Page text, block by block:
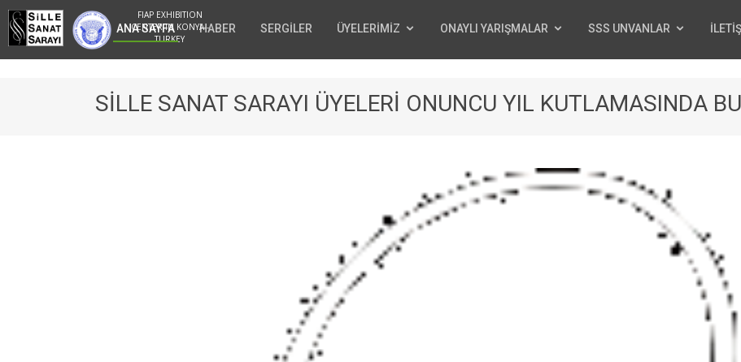
FIAP EXHIBITION
CENTER IN KONYA -
TURKEY
ANA SAYFA HABER SERGİLER ÜYELERİMİZ ONAYLI YARIŞMALAR SSS UNVANLAR
SİLLE SANAT SARAYI ÜYELERİ ONUNCU YIL KUTLAMASINDA